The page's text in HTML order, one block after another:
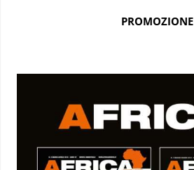
PROMOZIONE